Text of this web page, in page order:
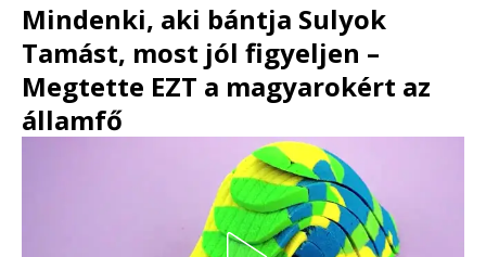
Mindenki, aki bántja Sulyok
Tamást, most jól figyeljen –
Megtette EZT a magyarokért az
államfő